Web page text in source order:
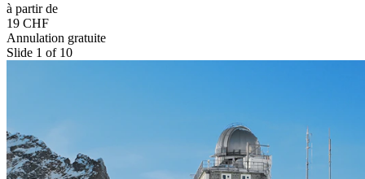
à partir de
19 CHF
Annulation gratuite
Slide 1 of 10